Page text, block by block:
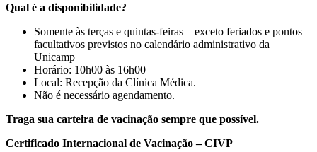
Qual é a disponibilidade?
Somente às terças e quintas-feiras – exceto feriados e pontos
facultativos previstos no calendário administrativo da
Unicamp
Horário: 10h00 às 16h00
Local: Recepção da Clínica Médica.
Não é necessário agendamento.
Traga sua carteira de vacinação sempre que possível.
Certificado Internacional de Vacinação – CIVP